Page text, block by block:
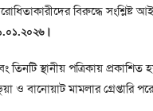
বিরুদ্ধে সংশ্লিষ্ট
স্থানীয় পত্রিকায়
ও বানোয়াট মামলার গ্রেপ্তারি